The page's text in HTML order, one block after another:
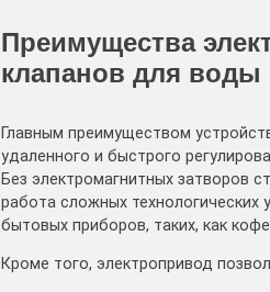
Преимущества
клапанов для воды
Главным преимуществом
удаленного и быстрого
Без электромагнитных затворов
работа сложных технологических
бытовых приборов, таких, как
Кроме того, электропривод